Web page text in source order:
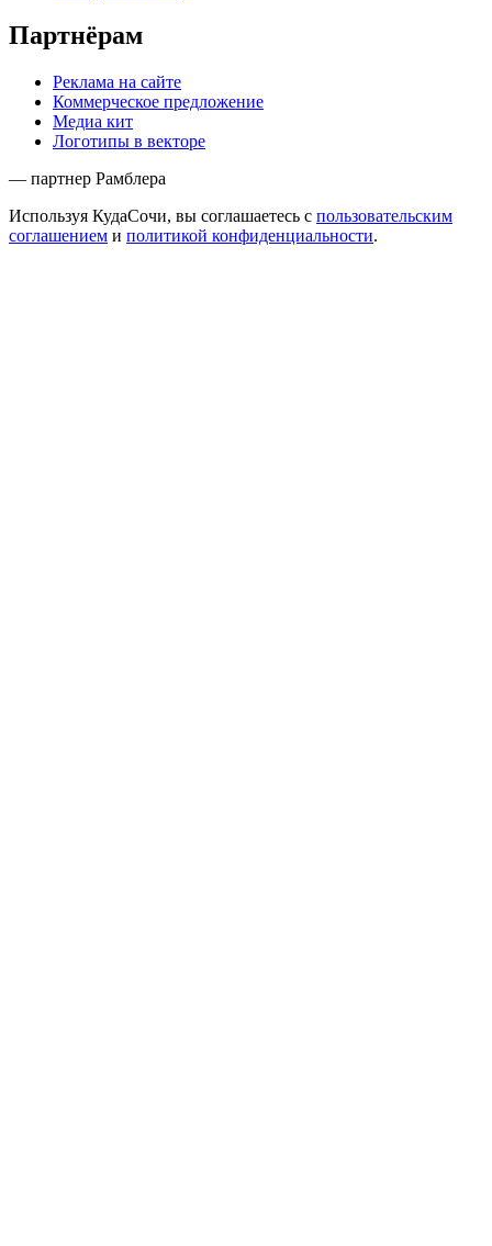
Партнёрам
Реклама на сайте
Коммерческое предложение
Медиа кит
Логотипы в векторе
— партнер Рамблера
Используя КудаСочи, вы соглашаетесь с пользовательским
соглашением и политикой конфиденциальности.